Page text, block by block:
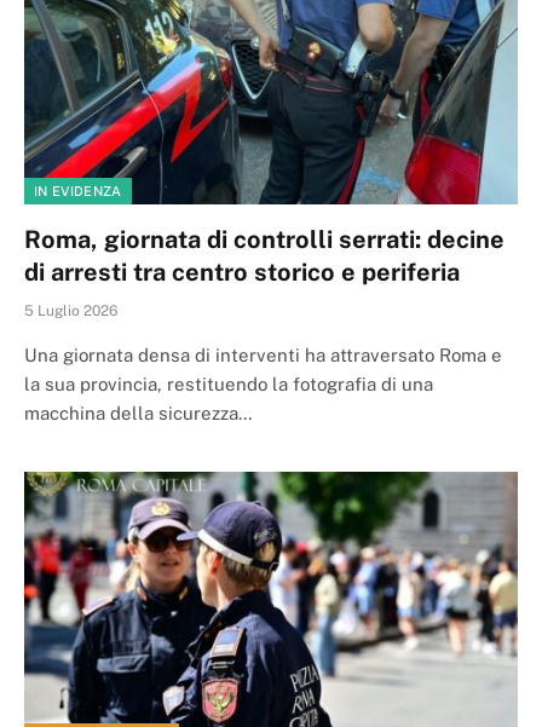
IN EVIDENZA
Roma, giornata di controlli serrati: decine
di arresti tra centro storico e periferia
5 Luglio 2026
Una giornata densa di interventi ha attraversato Roma e
la sua provincia, restituendo la fotografia di una
macchina della sicurezza…